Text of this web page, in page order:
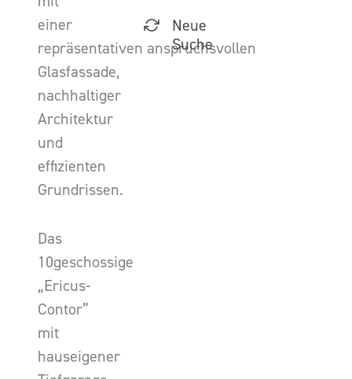
einer
repräsentativen anspruchsvollen
Glasfassade,
nachhaltiger
Architektur
und
effizienten
Grundrissen.
Das
10geschossige
„Ericus-
Contor”
mit
hauseigener
Neue
Suche